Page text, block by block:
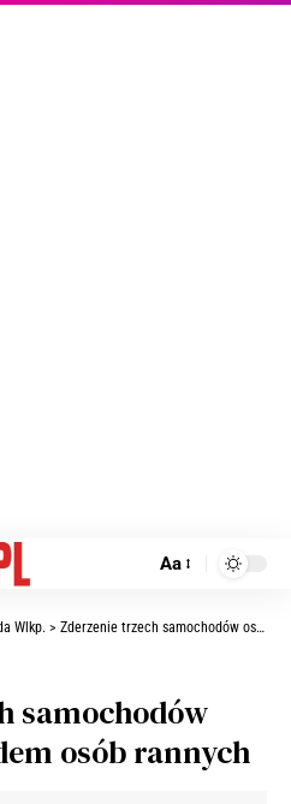
Aa
Wlkp. > Zderzenie trzech samochodów osobowych. Siedem osób rannych
samochodów
osób rannych